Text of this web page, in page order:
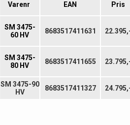
Varenr EAN Pris
SM 3475-
60 HV
8683517411631
SM 3475-
80 HV
8683517411655
SM 3475-90
HV
8683517411327